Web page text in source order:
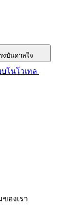
งบันดาลใจ
โนโวเทล
องเรา